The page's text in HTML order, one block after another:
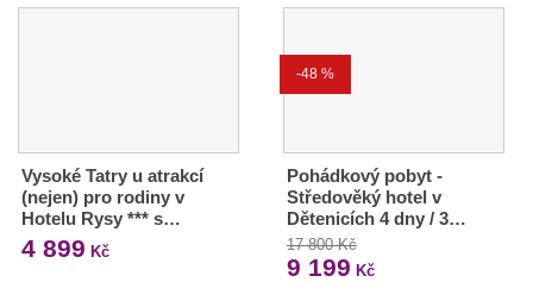
Vysoké Tatry u atrakcí
(nejen) pro rodiny v
Hotelu Rysy *** s…
4 899 Kč
-48 %
Pohádkový pobyt -
Středověký hotel v
Dětenicích 4 dny / 3…
17 800 Kč
9 199 Kč